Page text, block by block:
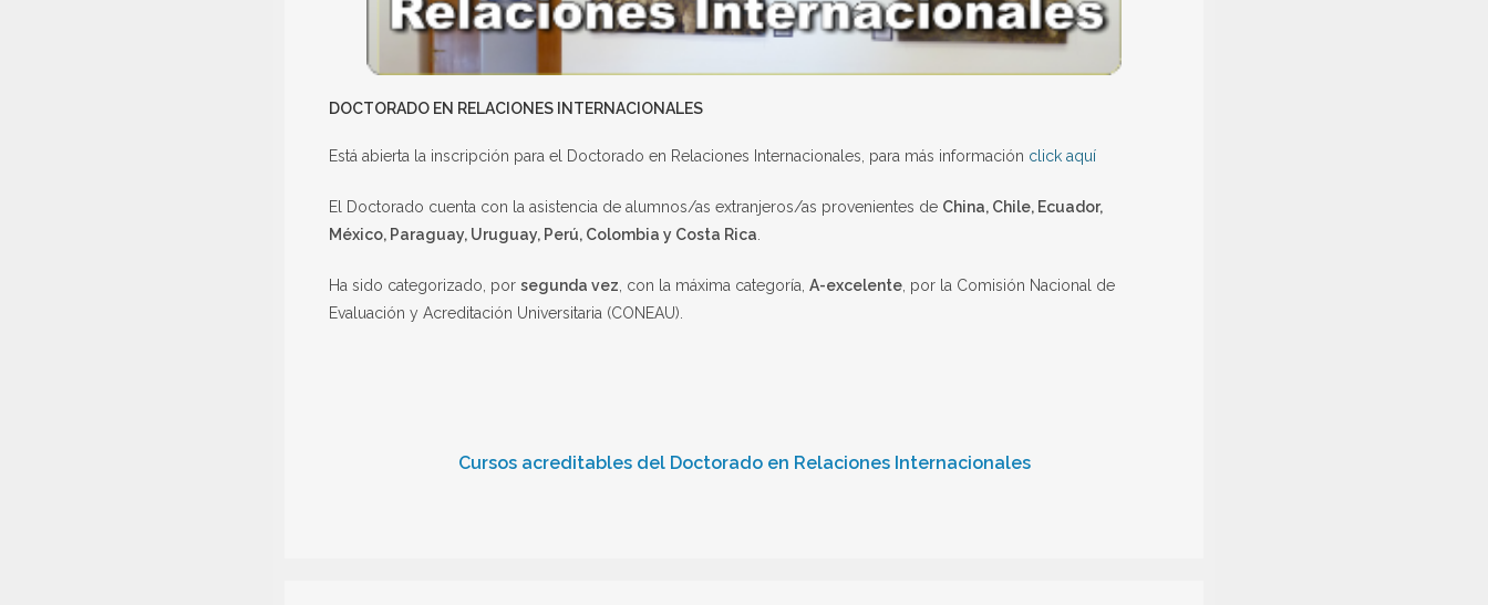
DOCTORADO EN RELACIONES INTERNACIONALES
Está abierta la inscripción para el Doctorado en Relaciones Internacionales, para más información click aquí
El Doctorado cuenta con la asistencia de alumnos/as extranjeros/as provenientes de China, Chile, Ecuador,
México, Paraguay, Uruguay, Perú, Colombia y Costa Rica.
Ha sido categorizado, por segunda vez, con la máxima categoría, A-excelente, por la Comisión Nacional de
Evaluación y Acreditación Universitaria (CONEAU).
Cursos acreditables del Doctorado en Relaciones Internacionales